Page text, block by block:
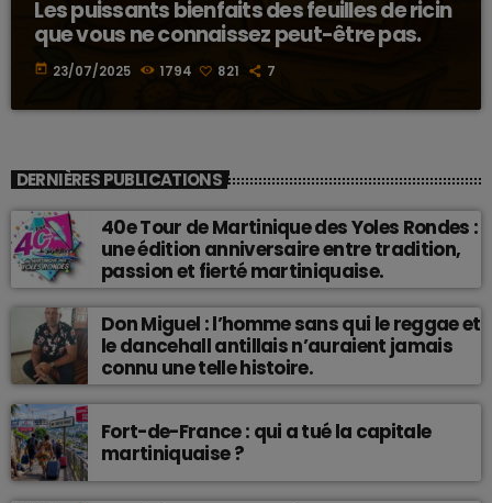
Les puissants bienfaits des feuilles de ricin
que vous ne connaissez peut-être pas.
today 23/07/2025 1794 821 7
DERNIÈRES PUBLICATIONS
40e Tour de Martinique des Yoles Rondes :
une édition anniversaire entre tradition,
passion et fierté martiniquaise.
Don Miguel : l’homme sans qui le reggae et
le dancehall antillais n’auraient jamais
connu une telle histoire.
Fort-de-France : qui a tué la capitale
martiniquaise ?